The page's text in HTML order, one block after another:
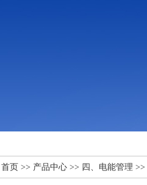
首页 >> 产品中心 >> 四、电能管理 >>